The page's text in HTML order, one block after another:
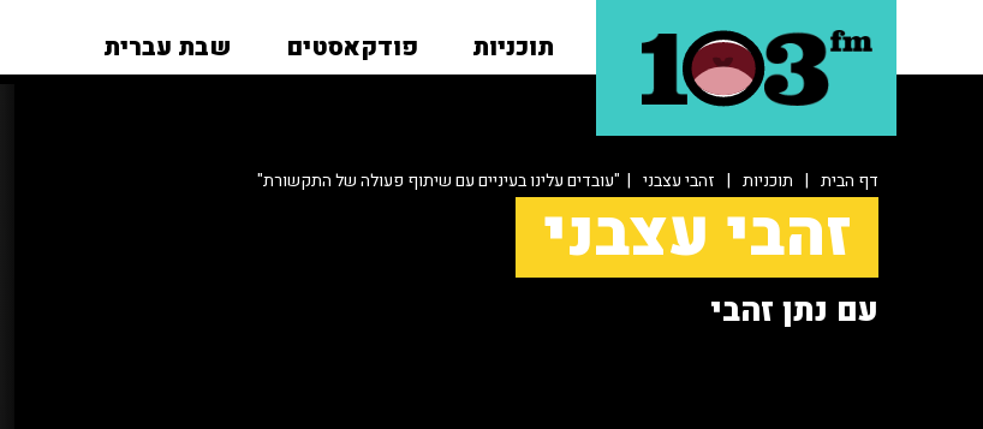
תוכניות פודקאסטים שבת עברית
דף הבית | תוכניות | זהבי עצבני | "עובדים עלינו בעיניים עם שיתוף פעולה של התקשורת"
זהבי עצבני
עם נתן זהבי